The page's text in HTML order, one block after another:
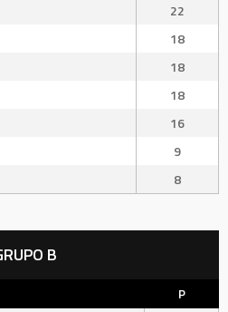
22
18
18
18
16
9
8
B
P